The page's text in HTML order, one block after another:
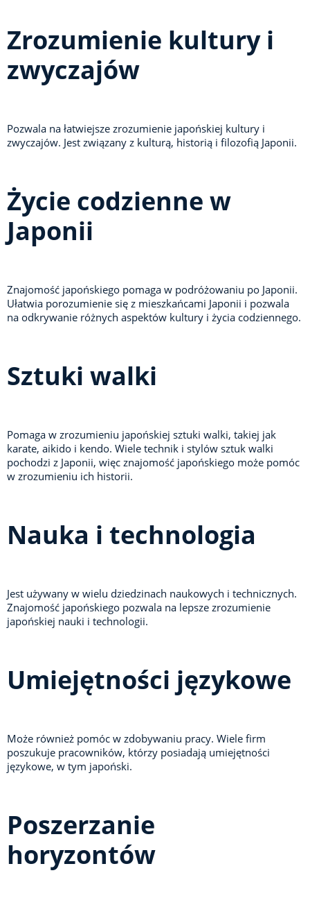
Zrozumienie kultury i
zwyczajów
Pozwala na łatwiejsze zrozumienie japońskiej kultury i
zwyczajów. Jest związany z kulturą, historią i filozofią Japonii.
Życie codzienne w
Japonii
Znajomość japońskiego pomaga w podróżowaniu po Japonii.
Ułatwia porozumienie się z mieszkańcami Japonii i pozwala
na odkrywanie różnych aspektów kultury i życia codziennego.
Sztuki walki
Pomaga w zrozumieniu japońskiej sztuki walki, takiej jak
karate, aikido i kendo. Wiele technik i stylów sztuk walki
pochodzi z Japonii, więc znajomość japońskiego może pomóc
w zrozumieniu ich historii.
Nauka i technologia
Jest używany w wielu dziedzinach naukowych i technicznych.
Znajomość japońskiego pozwala na lepsze zrozumienie
japońskiej nauki i technologii.
Umiejętności językowe
Może również pomóc w zdobywaniu pracy. Wiele firm
poszukuje pracowników, którzy posiadają umiejętności
językowe, w tym japoński.
Poszerzanie
horyzontów